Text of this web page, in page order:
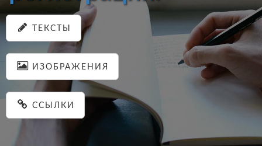
ТЕКСТЫ
ИЗОБРАЖЕНИЯ
ССЫЛКИ